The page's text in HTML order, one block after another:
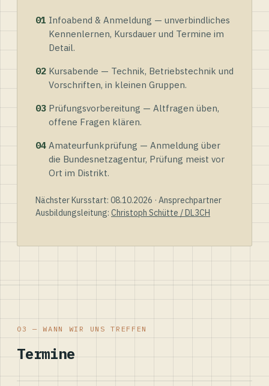
01 Infoabend & Anmeldung — unverbindliches
Kennenlernen, Kursdauer und Termine im
Detail.
02 Kursabende — Technik, Betriebstechnik und
Vorschriften, in kleinen Gruppen.
03 Prüfungsvorbereitung — Altfragen üben,
offene Fragen klären.
04 Amateurfunkprüfung — Anmeldung über
die Bundesnetzagentur, Prüfung meist vor
Ort im Distrikt.
Nächster Kursstart: 08.10.2026 · Ansprechpartner
Ausbildungsleitung: Christoph Schütte / DL3CH
03 — WANN WIR UNS TREFFEN
Termine